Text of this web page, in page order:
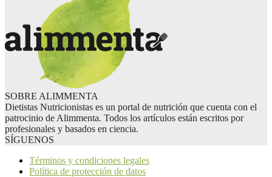
SOBRE ALIMMENTA
Dietistas Nutricionistas es un portal de nutrición que cuenta con el
patrocinio de Alimmenta. Todos los artículos están escritos por
profesionales y basados en ciencia.
SÍGUENOS
Términos y condiciones legales
Política de protección de datos